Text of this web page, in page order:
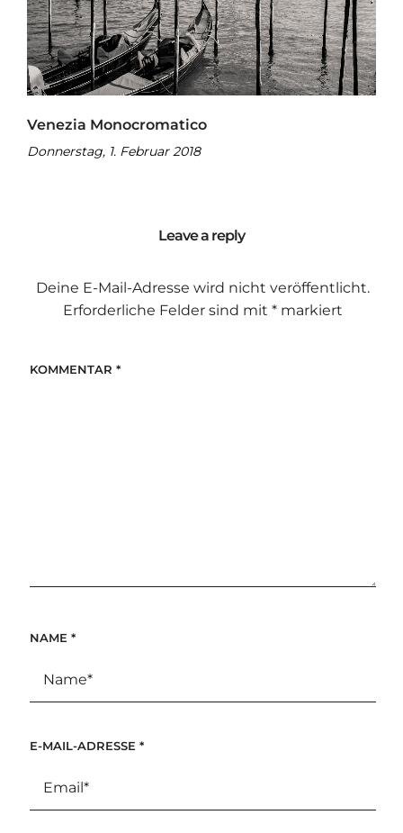
Venezia Monocromatico
Donnerstag, 1. Februar 2018
Leave a reply
Deine E-Mail-Adresse wird nicht veröffentlicht.
Erforderliche Felder sind mit *markiert
KOMMENTAR *
NAME *
E-MAIL-ADRESSE *